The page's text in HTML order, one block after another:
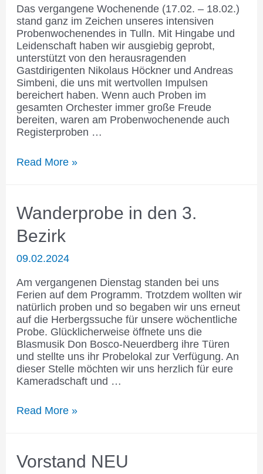
Das vergangene Wochenende (17.02. – 18.02.)
stand ganz im Zeichen unseres intensiven
Probenwochenendes in Tulln. Mit Hingabe und
Leidenschaft haben wir ausgiebig geprobt,
unterstützt von den herausragenden
Gastdirigenten Nikolaus Höckner und Andreas
Simbeni, die uns mit wertvollen Impulsen
bereichert haben. Wenn auch Proben im
gesamten Orchester immer große Freude
bereiten, waren am Probenwochenende auch
Registerproben …
Intensives
Read More »
Wanderprobe in den 3.
Bezirk
09.02.2024
Am vergangenen Dienstag standen bei uns
Ferien auf dem Programm. Trotzdem wollten wir
natürlich proben und so begaben wir uns erneut
auf die Herbergssuche für unsere wöchentliche
Probe. Glücklicherweise öffnete uns die
Blasmusik Don Bosco-Neuerdberg ihre Türen
und stellte uns ihr Probelokal zur Verfügung. An
dieser Stelle möchten wir uns herzlich für eure
Kameradschaft und …
Wanderprobe
Bezirk
Read More »
Vorstand NEU